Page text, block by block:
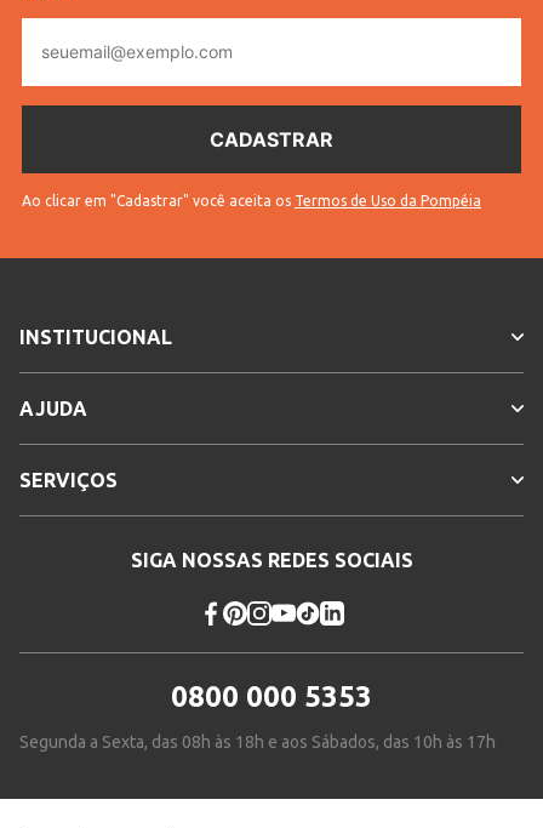
mail
Ao clicar em "Cadastrar" você aceita os Termos de Uso da Pompéia
INSTITUCIONAL
AJUDA
SERVIÇOS
SIGA NOSSAS REDES SOCIAIS
0800 000 5353
Segunda a Sexta, das 08h às 18h e aos Sábados, das 10h às 17h